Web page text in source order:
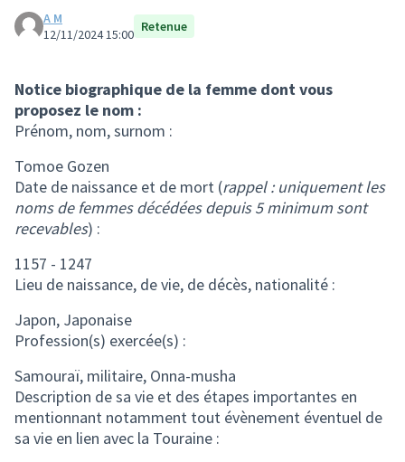
A M
12/11/2024 15:00 Retenue
Notice biographique de la femme dont vous
proposez le nom :
Prénom, nom, surnom :
Tomoe Gozen
Date de naissance et de mort (rappel : uniquement les
noms de femmes décédées depuis 5 minimum sont
recevables) :
1157 - 1247
Lieu de naissance, de vie, de décès, nationalité :
Japon, Japonaise
Profession(s) exercée(s) :
Samouraï, militaire, Onna-musha
Description de sa vie et des étapes importantes en
mentionnant notamment tout évènement éventuel de
sa vie en lien avec la Touraine :